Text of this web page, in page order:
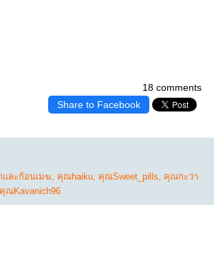
18 comments
Share to Facebook
ละก้อนเมฆ, คุณhaiku, คุณSweet_pills, คุณกะว่า
คุณKavanich96